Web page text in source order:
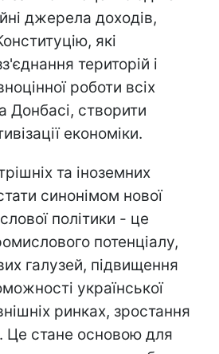
джерела доходів,
які
територій і
роботи всіх
Донбасі, створити
економіки.
та іноземних
синонімом нової
політики - це
потенціалу,
галузей, підвищення
української
ринках, зростання
Це стане основою для